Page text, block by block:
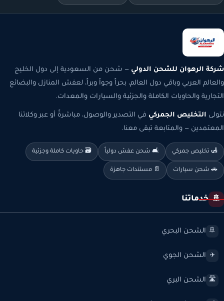
شركة الرهوان للشحن الدولي — شحن من السعودية إلى دول الخليج
والعالم العربي وباقي دول العالم، بحراً وجواً وبراً، لعفش المنازل والبضائع
التجارية والحاويات الكاملة والجزئية والسيارات والمعدات.
نتولى التخليص الجمركي في التصدير والوصول، مباشرةً أو عبر وكلائنا
المعتمدين — والمتابعة تبقى معنا.
🛃 تخليص جمركي 🛋️ شحن عفش دولياً 🗃️ حاويات كاملة وجزئية
🚗 شحن سيارات 📄 مستندات جاهزة
🚢 خدماتنا
🚢 الشحن البحري
✈️ الشحن الجوي
🛣️ الشحن البري